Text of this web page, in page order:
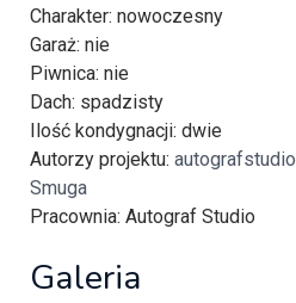
Charakter: nowoczesny
Garaż: nie
Piwnica: nie
Dach: spadzisty
Ilość kondygnacji: dwie
Autorzy projektu: autografstudio
Smuga
Pracownia: Autograf Studio
Galeria